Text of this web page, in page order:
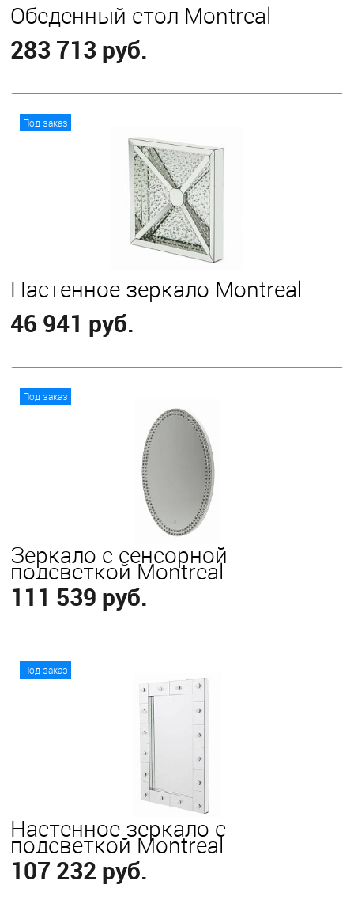
Обеденный стол Montreal
283 713 руб.
Под заказ
Настенное зеркало Montreal
46 941 руб.
Под заказ
Зеркало с сенсорной
подсветкой Montreal
111 539 руб.
Под заказ
Настенное зеркало с
подсветкой Montreal
107 232 руб.